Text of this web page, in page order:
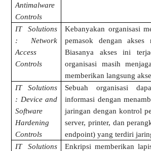
Antimalware
Controls
IT Solutions
: Network
Access
Controls
Kebanyakan organisasi
pemasok dengan
Biasanya akses ini
organisasi masih
memberikan langsung
IT Solutions
: Device and
Software
Hardening
Controls
Sebuah organisasi
informasi dengan
jaringan dengan kontrol
server, printer, dan
endpoint) yang terdiri
IT Solutions
Enkripsi memberikan